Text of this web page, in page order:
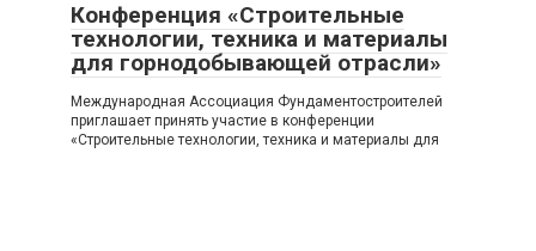
Конференция «Строительные
технологии, техника и материалы
для горнодобывающей отрасли»
Международная Ассоциация Фундаментостроителей
приглашает принять участие в конференции
«Строительные технологии, техника и материалы для